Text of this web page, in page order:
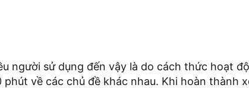
người sử dụng đến vậy là do cách thức hoạt
về các chủ đề khác nhau. Khi hoàn thành